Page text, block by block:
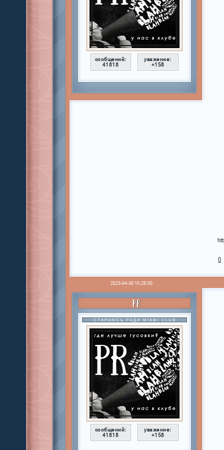
сообщений:
41818
уважение:
+158
0
2023-04-30 10:29:00
PR
СТАРАЮСЬ РАДИ MIAMI CLUB
сообщений:
41818
уважение:
+158